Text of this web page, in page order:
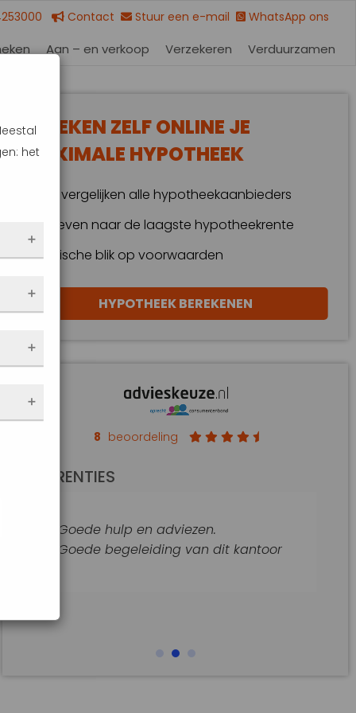
Contact Stuur een e-mail WhatsApp ons
Aan – en verkoop Verzekeren Verduurzamen
BEREKEN ZELF ONLINE JE
MAXIMALE HYPOTHEEK
Wij vergelijken alle hypotheekaanbieders
Streven naar de laagste hypotheekrente
Kritische blik op voorwaarden
HYPOTHEEK BEREKENEN
8 beoordeling
REFERENTIES
Goede hulp en adviezen.
Goede begeleiding van dit kantoor
het
op